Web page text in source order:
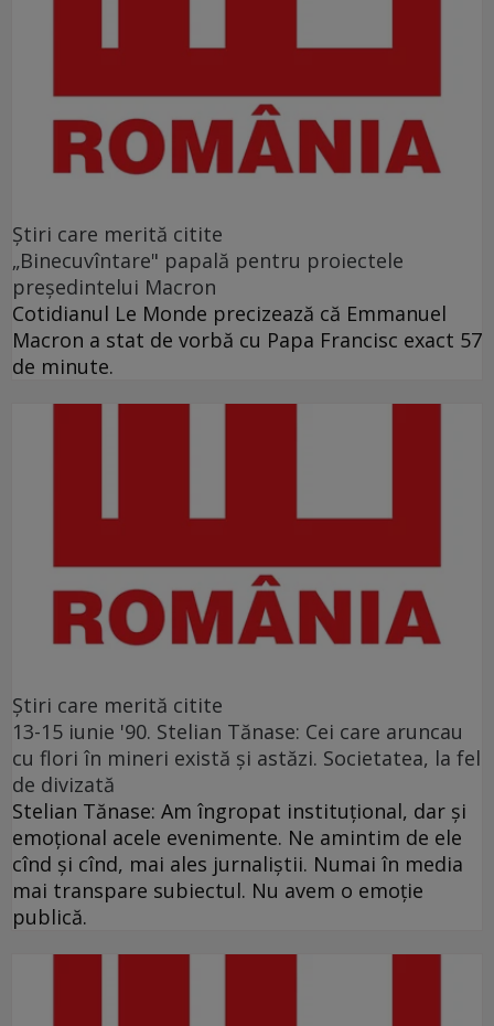
Ştiri care merită citite
„Binecuvîntare" papală pentru proiectele
preşedintelui Macron
Cotidianul Le Monde precizează că Emmanuel
Macron a stat de vorbă cu Papa Francisc exact 57
de minute.
Ştiri care merită citite
13-15 iunie '90. Stelian Tănase: Cei care aruncau
cu flori în mineri există și astăzi. Societatea, la fel
de divizată
Stelian Tănase: Am îngropat instituțional, dar și
emoțional acele evenimente. Ne amintim de ele
cînd și cînd, mai ales jurnaliștii. Numai în media
mai transpare subiectul. Nu avem o emoție
publică.